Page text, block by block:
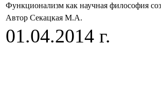
Функционализм как научная философия
Автор Секацкая М.А.
01.04.2014 г.